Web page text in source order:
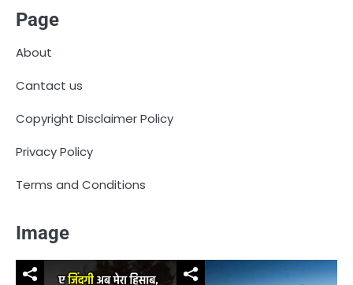
Page
About
Cantact us
Copyright Disclaimer Policy
Privacy Policy
Terms and Conditions
Image